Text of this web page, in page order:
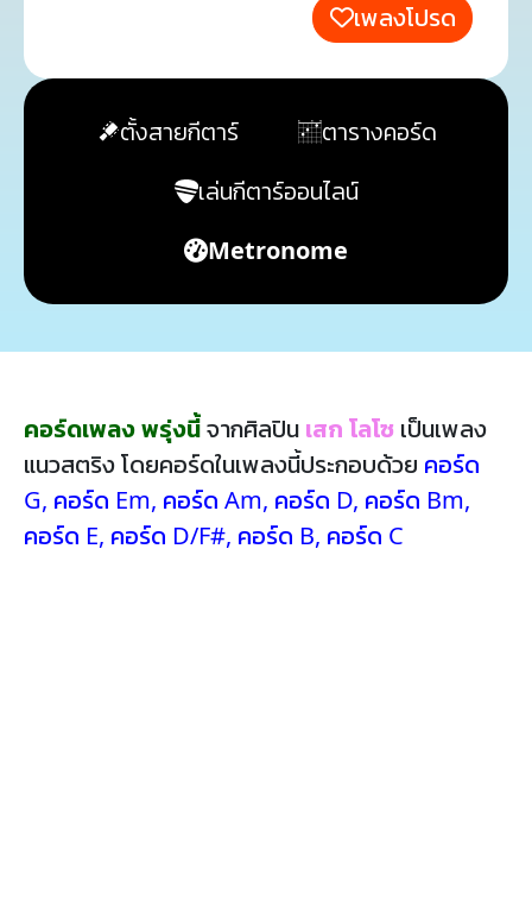
เพลงโปรด
ตั้งสายกีตาร์
ตารางคอร์ด
เล่นกีตาร์ออนไลน์
Metronome
คอร์ดเพลง พรุ่งนี้จากศิลปิน เสก โลโซ เป็นเพลง
แนวสตริง โดยคอร์ดในเพลงนี้ประกอบด้วย คอร์ด
G, คอร์ด Em, คอร์ด Am, คอร์ด D, คอร์ด Bm,
คอร์ด E, คอร์ด D/F#, คอร์ด B, คอร์ด C